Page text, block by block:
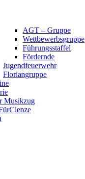
AGT – Gruppe
Wettbewerbsgruppe
Führungsstaffel
Fördernde
Jugendfeuerwehr
Floriangruppe
Musikzug